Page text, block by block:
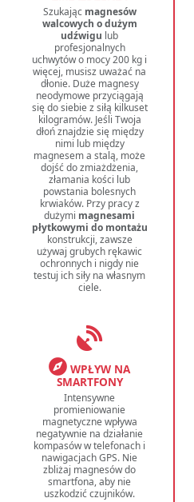
Szukając magnesów
walcowych o dużym
udźwigu lub
profesjonalnych
uchwytów o mocy 200 kg i
więcej, musisz uważać na
dłonie. Duże magnesy
neodymowe przyciągają
się do siebie z siłą kilkuset
kilogramów. Jeśli Twoja
dłoń znajdzie się między
nimi lub między
magnesem a stalą, może
dojść do zmiażdżenia,
złamania kości lub
powstania bolesnych
krwiaków. Przy pracy z
dużymi magnesami
płytkowymi do montażu
konstrukcji, zawsze
używaj grubych rękawic
ochronnych i nigdy nie
testuj ich siły na własnym
ciele.
WPŁYW NA
SMARTFONY
Intensywne
promieniowanie
magnetyczne wpływa
negatywnie na działanie
kompasów w telefonach i
nawigacjach GPS. Nie
zbliżaj magnesów do
smartfona, aby nie
uszkodzić czujników.